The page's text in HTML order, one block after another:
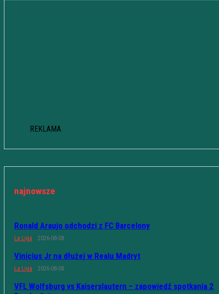
REKLAMA
najnowsze
Ronald Araujo odchodzi z FC Barcelony
La Liga 2026-08-08
Vinicius Jr na dłużej w Realu Madryt
La Liga 2026-08-08
VFL Wolfsburg vs Kaiserslautern – zapowiedź spotkania 2